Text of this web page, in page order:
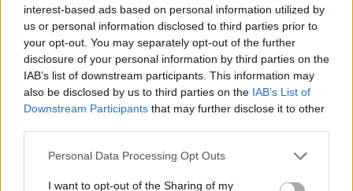
interest-based ads based on personal information utilized by
us or personal information disclosed to third parties prior to
your opt-out. You may separately opt-out of the further
disclosure of your personal information by third parties on the
IAB’s list of downstream participants. This information may
also be disclosed by us to third parties on the IAB’s List of
Downstream Participants that may further disclose it to other
Personal Data Processing Opt Outs
I want to opt-out of the Sharing of my
Mgr. Ivona Matějková: Bude se letos znovu kácet?
13.3.2001
SprávaNP Šumava chce v letošním roce znovu povolit kácení
kůrovcem napadených stromů v dvousetmetrovém pásu na
hřebeni Trojmezné. Tento záměr zdůvodňuje - stejně jako v
loňském roce - potřebou zabezpečit ochranu soukromých
rakouských lesů (spadajících pod opatství Schlägl). Zdá se však, že v
pozadí této causy stojí spíše jiné zájmy jiných subjektů...
Stanislav Komárek: Ekologická hnutí na přelomu